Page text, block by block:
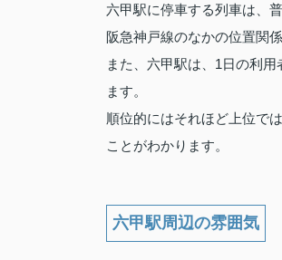
六甲駅に停車する列車は、
阪急神戸線のなかの位置関
また、六甲駅は、1日の利
ます。
順位的にはそれほど上位で
ことがわかります。
六甲駅周辺の雰囲気